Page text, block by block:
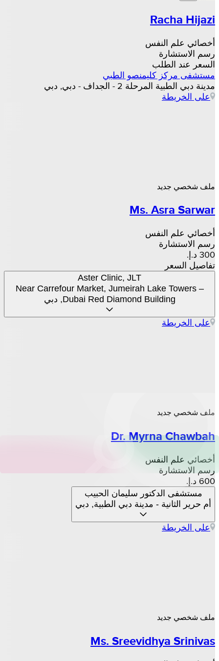
Racha Hijazi
أخصائي علم النفس
رسم الاستشارة
السعر عند الطلب
مستشفى مركز كليمنصو الطبي
مدينة دبي الطبية المرحلة 2 - الجداف - دبي, دبي
على الخريطة
ملف شخصي جديد
Ms. Asra Sarwar
أخصائي علم النفس
رسم الاستشارة
تفاصيل السعر
Aster Clinic, JLT
Near Carrefour Market, Jumeirah Lake Towers –
Dubai Red Diamond Building, دبي
على الخريطة
ملف شخصي جديد
Dr. Myrna Chawbah
أخصائي علم النفس
رسم الاستشارة
مستشفى الدكتور سليمان الحبيب
أم حرير الثانية - مدينة دبي الطبية, دبي
على الخريطة
ملف شخصي جديد
Ms. Sreevidhya Srinivas